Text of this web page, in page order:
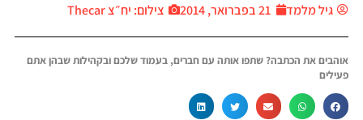
גיל מלמד 21 בפברואר, 2014 צילום: יח״צ Thecar
אוהבים את הכתבה? שתפו אותה עם חברים, בעמוד שלכם ובקהילות שבהן אתם
פעילים